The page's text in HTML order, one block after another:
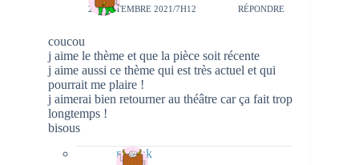
29 SEPTEMBRE 2021/7H12 RÉPONDRE
coucou
j aime le thème et que la pièce soit récente
j aime aussi ce thème qui est très actuel et qui
pourrait me plaire !
j aimerai bien retourner au théâtre car ça fait trop
longtemps !
bisous
natieak